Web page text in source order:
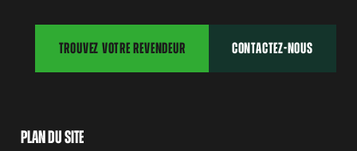
TROUVEZ VOTRE REVENDEUR CONTACTEZ-NOUS
PLAN DU SITE